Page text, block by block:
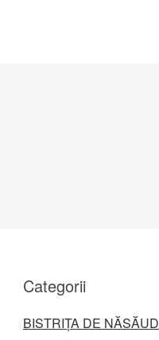
Categorii
BISTRIȚA DE NĂSĂUD